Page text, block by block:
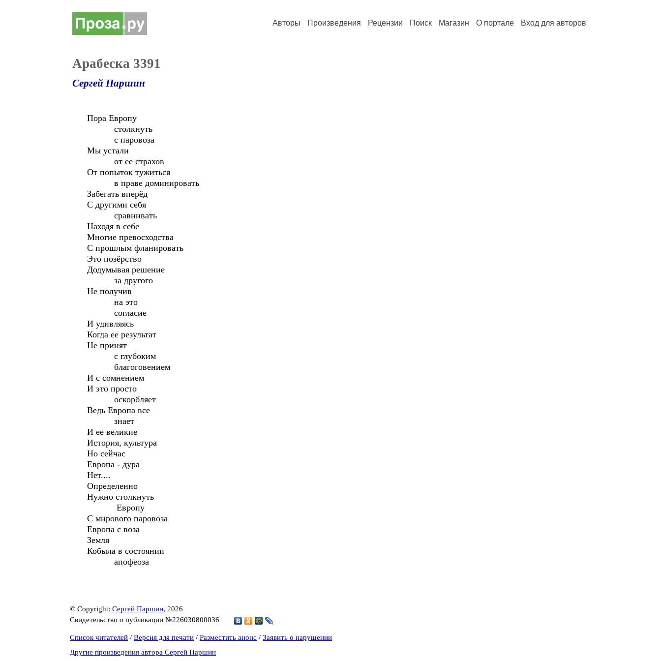
Авторы Произведения Рецензии Поиск Магазин О портале Вход для авторов
Арабеска 3391
Сергей Паршин
Пора Европу
столкнуть
с паровоза
Мы устали
от ее страхов
От попыток тужиться
в праве доминировать
Забегать вперёд
С другими себя
сравнивать
Находя в себе
Многие превосходства
С прошлым фланировать
Это позёрство
Додумывая решение
за другого
Не получив
на это
согласие
И удивляясь
Когда ее результат
Не принят
с глубоким
благоговением
И с сомнением
И это просто
оскорбляет
Ведь Европа все
знает
И ее великие
История, культура
Но сейчас
Европа - дура
Нет....
Определенно
Нужно столкнуть
Европу
С мирового паровоза
Европа с воза
Земля
Кобыла в состоянии
апофеоза
© Copyright: Сергей Паршин, 2026
Свидетельство о публикации №226030800036
Список читателей / Версия для печати / Разместить анонс / Заявить о нарушении
Другие произведения автора Сергей Паршин